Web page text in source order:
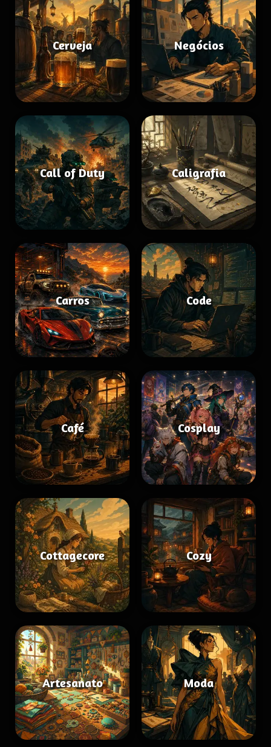
Cerveja Negócios
Call of Duty Caligrafia
Carros Code
Café Cosplay
Cottagecore Cozy
Artesanato Moda